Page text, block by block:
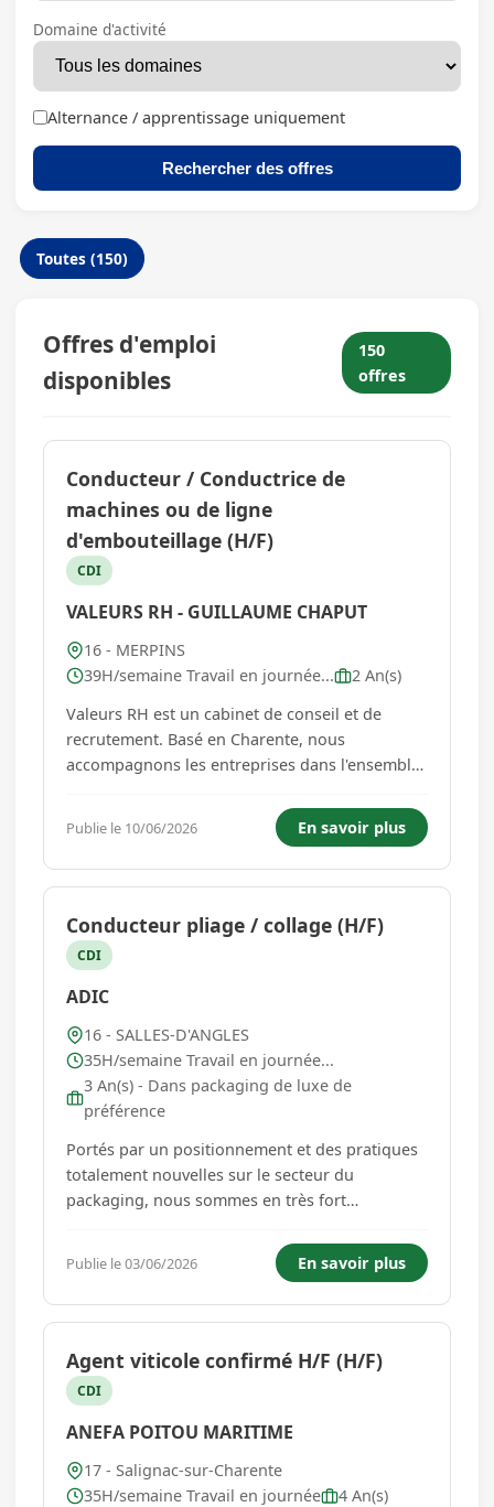
Domaine d'activité
Alternance / apprentissage uniquement
Rechercher des offres
Toutes (150)
Offres d'emploi
disponibles
150
offres
Conducteur / Conductrice de
machines ou de ligne
d'embouteillage (H/F)
CDI
VALEURS RH - GUILLAUME CHAPUT
16 - MERPINS
39H/semaine Travail en journée...
2 An(s)
Valeurs RH est un cabinet de conseil et de
recrutement. Basé en Charente, nous
accompagnons les entreprises dans l'ensemble
client, Le Chainon Charentais, est spécialisé
dans l'embouteillage de spiritueu...
Publie le 10/06/2026 En savoir plus
Conducteur pliage / collage (H/F)
CDI
ADIC
16 - SALLES-D'ANGLES
35H/semaine Travail en journée...
3 An(s) - Dans packaging de luxe de
préférence
Portés par un positionnement et des pratiques
totalement nouvelles sur le secteur du
packaging, nous sommes en très fort
multipliés par 8 en 8 ans). Dans le cadre de
notre développement, nous recherchons un(e)
Conducteur.trice pliage/collage. Desc...
Publie le 03/06/2026 En savoir plus
Agent viticole confirmé H/F (H/F)
CDI
ANEFA POITOU MARITIME
17 - Salignac-sur-Charente
35H/semaine Travail en journée
4 An(s)